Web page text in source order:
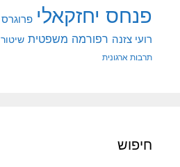
פנחס יחזקאלי פרוגרס
רועי צזנה רפורמה משפטית שיטור
תרבות ארגונית
חיפוש